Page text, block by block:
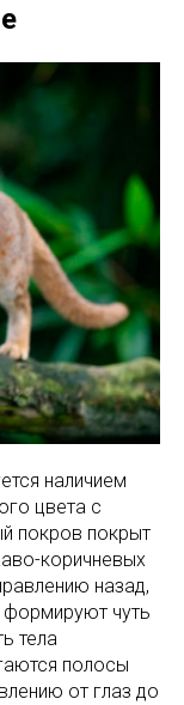
наличием
цвета с
покров покрыт
коричневых
назад,
формируют чуть
тела
полосы
от глаз до